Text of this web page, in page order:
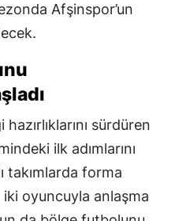
Afşinspor’un
sürdüren
ilk adımlarını
takımlarda forma
oyuncuyla anlaşma